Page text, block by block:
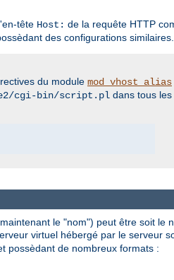
tête Host: de la requête HTTP
des configurations similaires.
du module mod_vhost_alias
cgi-bin/script.pl dans tous les
le "nom") peut être soit le
virtuel hébergé par le serveur
possèdant de nombreux formats :